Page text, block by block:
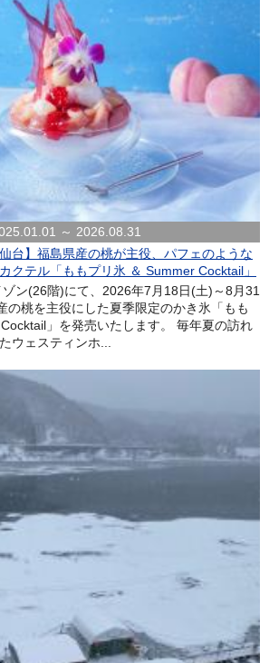
～ 2026.08.31
台】福島県産の桃が主役、パフェのような
クテル「ももプリ氷 ＆ Summer Cocktail」
ン(26階)にて、2026年7月18日(土)～8月31
の桃を主役にした夏季限定のかき氷「もも
」を発売いたします。 毎年夏の訪れ
ウェスティンホ...